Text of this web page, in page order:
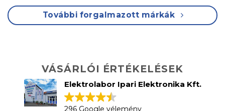
További forgalmazott márkák
VÁSÁRLÓI ÉRTÉKELÉSEK
Elektrolabor Ipari Elektronika Kft.
296 Google vélemény